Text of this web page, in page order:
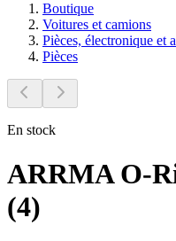
Boutique
Voitures et camions
Pièces, électronique et
Pièces
En stock
ARRMA O-
(4)